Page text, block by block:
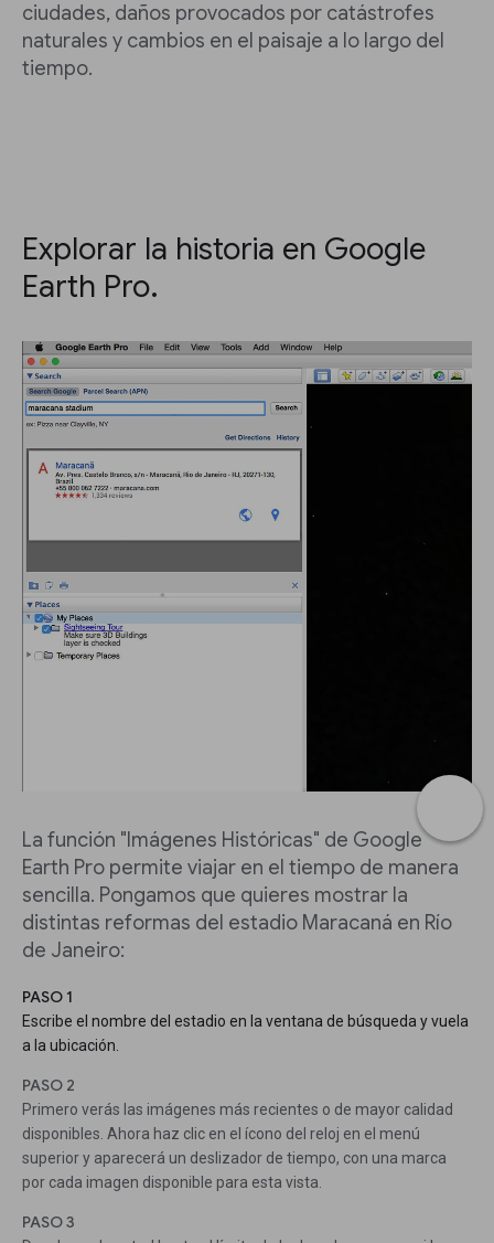
ciudades, daños provocados por catástrofes
naturales y cambios en el paisaje a lo largo del
tiempo.
Explorar la historia en Google
Earth Pro.
La función "Imágenes Históricas" de Google
Earth Pro permite viajar en el tiempo de manera
sencilla. Pongamos que quieres mostrar la
distintas reformas del estadio Maracaná en Río
de Janeiro:
PASO 1
Escribe el nombre del estadio en la ventana de búsqueda y vuela
a la ubicación.
PASO 2
Primero verás las imágenes más recientes o de mayor calidad
disponibles. Ahora haz clic en el ícono del reloj en el menú
superior y aparecerá un deslizador de tiempo, con una marca
por cada imagen disponible para esta vista.
PASO 3